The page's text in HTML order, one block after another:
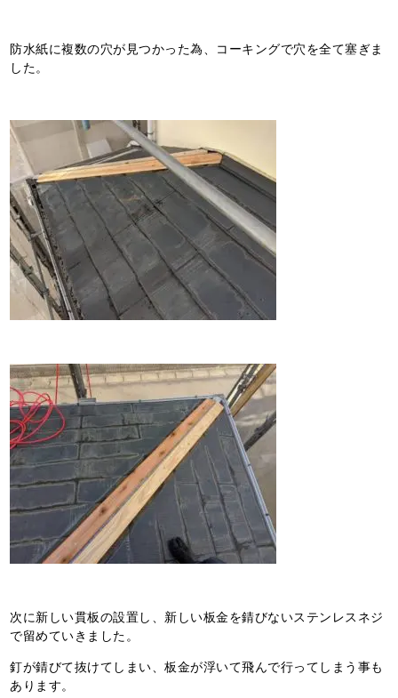
防水紙に複数の穴が見つかった為、コーキングで穴を全て塞ぎま
した。
次に新しい貫板の設置し、新しい板金を錆びないステンレスネジ
で留めていきました。
釘が錆びて抜けてしまい、板金が浮いて飛んで行ってしまう事も
あります。